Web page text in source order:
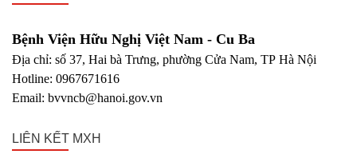
Bệnh Viện Hữu Nghị Việt Nam - Cu Ba
Địa chỉ: số 37, Hai bà Trưng, phường Cửa Nam, TP Hà Nội
Hotline: 0967671616
Email: bvvncb@hanoi.gov.vn
LIÊN KẾT MXH